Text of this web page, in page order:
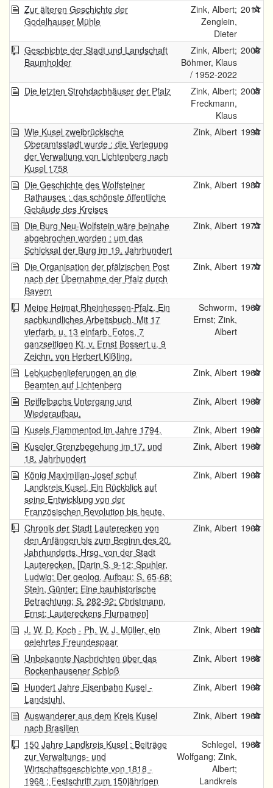
Zur älteren Geschichte der
Godelhauser Mühle
Zink, Albert;
Zenglein,
Dieter
2014
Geschichte der Stadt und Landschaft
Baumholder
Zink, Albert;
Böhmer, Klaus
/ 1952-2022
2006
Die letzten Strohdachhäuser der Pfalz
Zink, Albert;
Freckmann,
Klaus
2005
Wie Kusel zweibrückische
Oberamtsstadt wurde : die Verlegung
der Verwaltung von Lichtenberg nach
Kusel 1758
Zink, Albert 1998
Die Geschichte des Wolfsteiner
Rathauses : das schönste öffentliche
Gebäude des Kreises
Zink, Albert 1980
Die Burg Neu-Wolfstein wäre beinahe
abgebrochen worden : um das
Schicksal der Burg im 19. Jahrhundert
Zink, Albert 1973
Die Organisation der pfälzischen Post
nach der Übernahme der Pfalz durch
Bayern
Zink, Albert 1970
Meine Heimat Rheinhessen-Pfalz. Ein
sachkundliches Arbeitsbuch. Mit 17
vierfarb. u. 13 einfarb. Fotos, 7
ganzseitigen Kt. v. Ernst Bossert u. 9
Zeichn. von Herbert Kißling.
Schworm,
Ernst; Zink,
Albert
1969
Lebkuchenlieferungen an die
Beamten auf Lichtenberg
Zink, Albert 1969
Reiffelbachs Untergang und
Wiederaufbau.
Zink, Albert 1969
Kusels Flammentod im Jahre 1794. Zink, Albert 1969
Kuseler Grenzbegehung im 17. und
18. Jahrhundert
Zink, Albert 1969
König Maximilian-Josef schuf
Landkreis Kusel. Ein Rückblick auf
seine Entwicklung von der
Französischen Revolution bis heute.
Zink, Albert 1968
Chronik der Stadt Lauterecken von
den Anfängen bis zum Beginn des 20.
Jahrhunderts. Hrsg. von der Stadt
Lauterecken. [Darin S. 9-12: Spuhler,
Ludwig: Der geolog. Aufbau; S. 65-68:
Stein, Günter: Eine bauhistorische
Betrachtung; S. 282-92: Christmann,
Ernst: Lautereckens Flurnamen]
Zink, Albert 1968
J. W. D. Koch - Ph. W. J. Müller, ein
gelehrtes Freundespaar
Zink, Albert 1968
Unbekannte Nachrichten über das
Rockenhausener Schloß
Zink, Albert 1968
Hundert Jahre Eisenbahn Kusel -
Landstuhl.
Zink, Albert 1968
Auswanderer aus dem Kreis Kusel
nach Brasilien
Zink, Albert 1968
150 Jahre Landkreis Kusel : Beiträge
zur Verwaltungs- und
Wirtschaftsgeschichte von 1818 -
1968 ; Festschrift zum 150jährigen
Schlegel,
Wolfgang; Zink,
Albert;
Landkreis
1968